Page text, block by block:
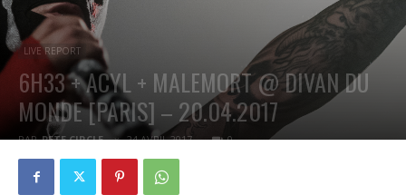
LIVE REPORT
6H33 + ACYL + MALEMORT @ DIVAN DU
MONDE [PARIS] – 20.04.2017
PAR PETE CIRCLE 24 AVRIL 2017 0